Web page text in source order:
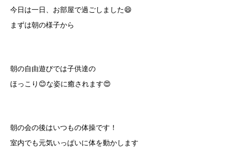
今日は一日、お部屋で過ごしました😄
まずは朝の様子から
朝の自由遊びでは子供達の
ほっこり😊な姿に癒されます😍
朝の会の後はいつもの体操です！
室内でも元気いっぱいに体を動かします